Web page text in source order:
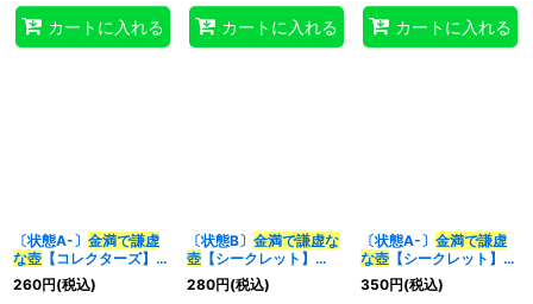
カートに入れる カートに入れる カートに入れる
〔状態A-〕 金満で謙虚
な壺 【コレクターズ】
{RC04-JP067}《魔
法》
260円(税込)
〔状態B〕 金満で謙虚な
壺【シークレット】
{BLVO-JP065}《魔
法》
280円(税込)
〔状態A-〕 金満で謙虚
な壺【シークレット】
{RC04-JP067}《魔
法》
350円(税込)